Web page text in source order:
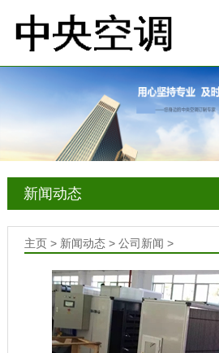
新闻动态
主页> 新闻动态> 公司新闻 >